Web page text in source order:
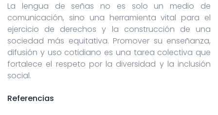
La lengua de señas no es solo un medio de
comunicación, sino una herramienta vital para el
ejercicio de derechos y la construcción de una
sociedad más equitativa. Promover su enseñanza,
difusión y uso cotidiano es una tarea colectiva que
fortalece el respeto por la diversidad y la inclusión
social.
Referencias